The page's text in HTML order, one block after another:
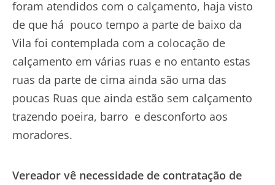
foram atendidos com o calçamento, haja visto
de que há pouco tempo a parte de baixo da
Vila foi contemplada com a colocação de
calçamento em várias ruas e no entanto estas
ruas da parte de cima ainda são uma das
poucas Ruas que ainda estão sem calçamento
trazendo poeira, barro e desconforto aos
moradores.
Vereador vê necessidade de contratação de